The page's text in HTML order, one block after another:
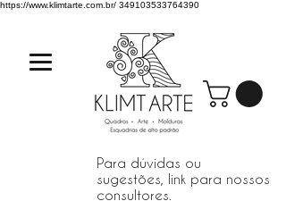
https://www.klimtarte.com.br/ 349103533764390
Para dúvidas ou
sugestões, link para nossos
consultores.